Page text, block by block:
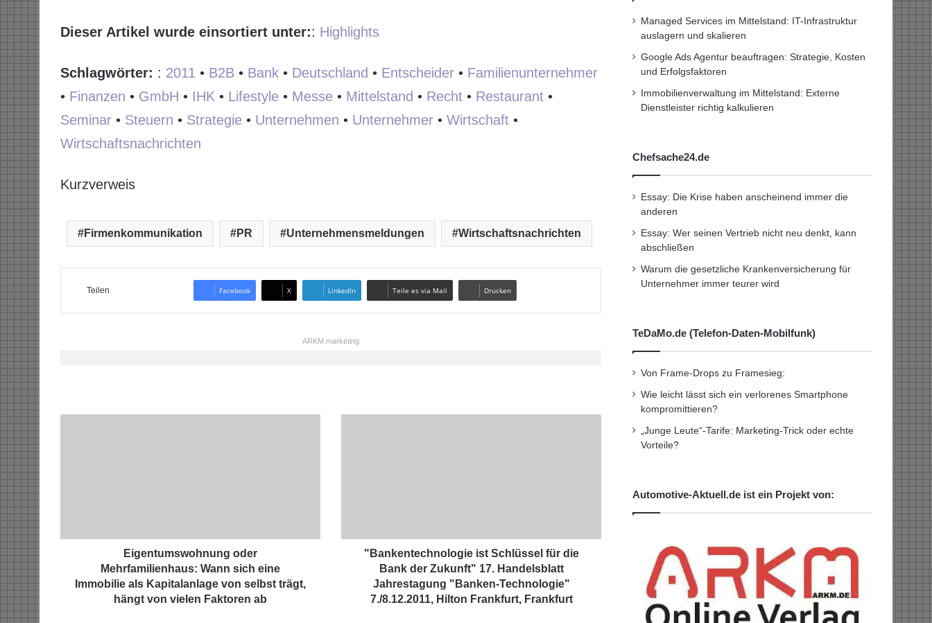
Dieser Artikel wurde einsortiert unter:: Highlights
Schlagwörter: : 2011 • B2B • Bank • Deutschland • Entscheider • Familienunternehmer
• Finanzen • GmbH • IHK • Lifestyle • Messe • Mittelstand • Recht • Restaurant •
Seminar • Steuern • Strategie • Unternehmen • Unternehmer • Wirtschaft •
Wirtschaftsnachrichten
Kurzverweis
Firmenkommunikation PR Unternehmensmeldungen Wirtschaftsnachrichten
Teilen Facebook X LinkedIn Teile es via Mail Drucken
ARKM.marketing
s
Eigentumswohnung oder
Mehrfamilienhaus: Wann sich eine
Immobilie als Kapitalanlage von selbst trägt,
hängt von vielen Faktoren ab
e
"Bankentechnologie ist Schlüssel für die
Bank der Zukunft" 17. Handelsblatt
Jahrestagung "Banken-Technologie"
7./8.12.2011, Hilton Frankfurt, Frankfurt
Managed Services im Mittelstand: IT-Infrastruktur
auslagern und skalieren
Google Ads Agentur beauftragen: Strategie, Kosten
und Erfolgsfaktoren
Immobilienverwaltung im Mittelstand: Externe
Dienstleister richtig kalkulieren
Chefsache24.de
Essay: Die Krise haben anscheinend immer die
anderen
Essay: Wer seinen Vertrieb nicht neu denkt, kann
abschließen
Warum die gesetzliche Krankenversicherung für
Unternehmer immer teurer wird
TeDaMo.de (Telefon-Daten-Mobilfunk)
Von Frame-Drops zu Framesieg:
Wie leicht lässt sich ein verlorenes Smartphone
kompromittieren?
„Junge Leute“-Tarife: Marketing-Trick oder echte
Vorteile?
Automotive-Aktuell.de ist ein Projekt von: